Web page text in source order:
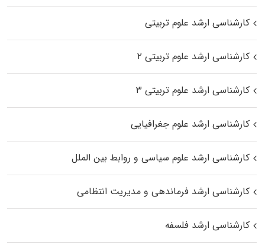
کارشناسی ارشد علوم تربیتی
کارشناسی ارشد علوم تربیتی ۲
کارشناسی ارشد علوم تربیتی ۳
کارشناسی ارشد علوم جغرافیایی
کارشناسی ارشد علوم سیاسی و روابط بین الملل
کارشناسی ارشد فرماندهی و مدیریت انتظامی
کارشناسی ارشد فلسفه